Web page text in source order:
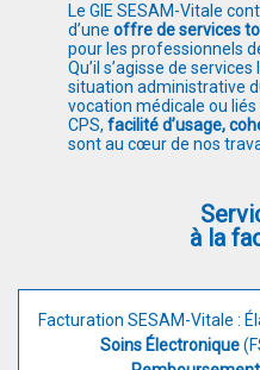
Le GIE SESAM-Vitale
d’une offre de services
pour les professionnels
Qu’il s’agisse de
situation administrative
vocation médicale ou
CPS, facilité d’usage,
sont au cœur de nos
à la
Facturation SESAM-Vitale :
Soins Électronique